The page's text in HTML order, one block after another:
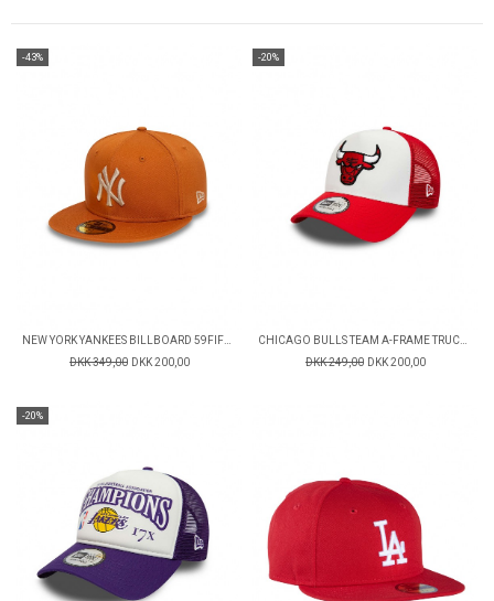
-43%
NEW YORK YANKEES BILLBOARD 59FIFTY FITTED CAP
DKK 349,00 DKK 200,00
-20%
CHICAGO BULLS TEAM A-FRAME TRUCKER CAP
DKK 249,00 DKK 200,00
-20%